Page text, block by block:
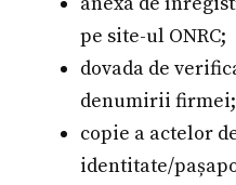
pe site-ul ONRC;
dovada de
denumirii firmei;
copie a actelor
identitate/